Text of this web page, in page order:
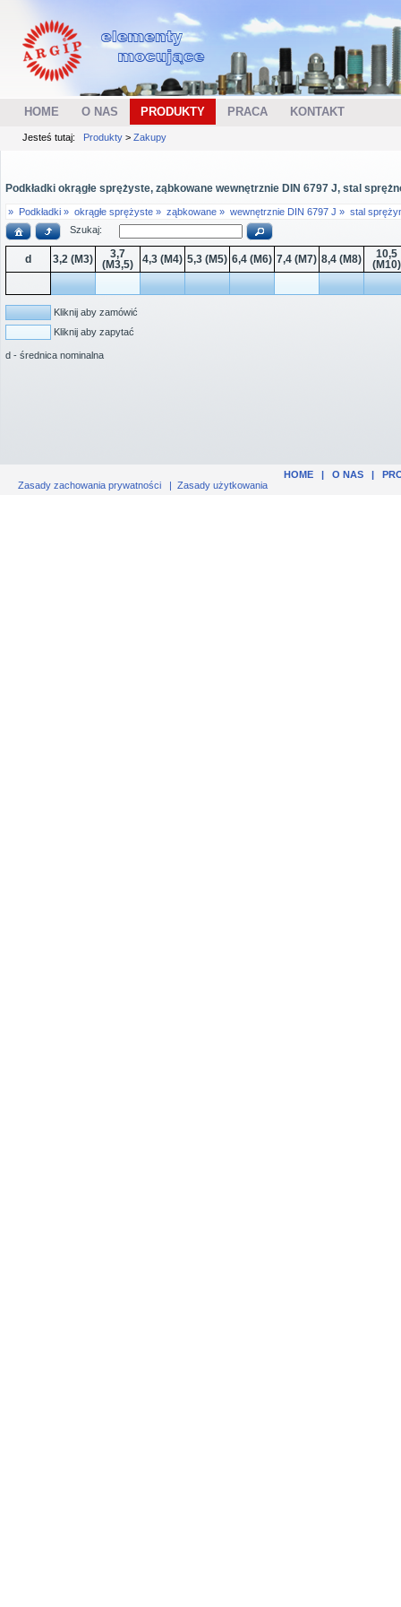
HOME O NAS PRODUKTY PRACA KONTAKT
Jesteś tutaj: Produkty > Zakupy
Podkładki okrągłe sprężyste, ząbkowane wewnętrznie DIN 6797 J, stal
» Podkładki » okrągłe sprężyste » ząbkowane » wewnętrznie DIN 6797 J » stal
Szukaj:
d 3,2 (M3)
3,7
(M3,5)
4,3 (M4) 5,3 (M5) 6,4 (M6) 7,4 (M7) 8,4 (M8)
10,5
(M10)
Kliknij aby zamówić
Kliknij aby zapytać
d - średnica nominalna
HOME| O NAS|
Zasady zachowania prywatności | Zasady użytkowania